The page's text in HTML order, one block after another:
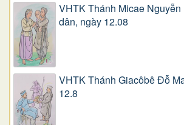
VHTK Thánh Micae Nguyễn
dân, ngày 12.08
VHTK Thánh Giacôbê Ðỗ
12.8